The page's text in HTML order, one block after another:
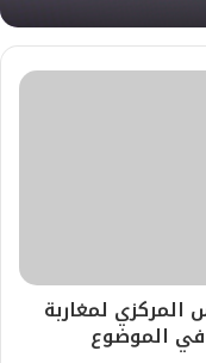
المركزي لمغاربة
في الموضوع